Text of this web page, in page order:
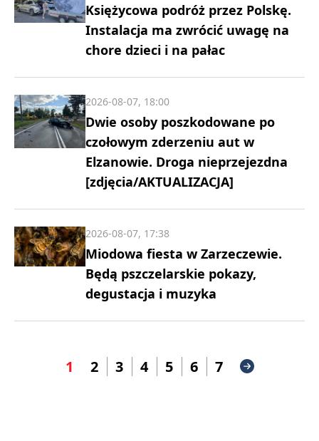
Księżycowa podróż przez Polskę.
Instalacja ma zwrócić uwagę na
chore dzieci i na pałac
Dwie osoby poszkodowane po
czołowym zderzeniu aut w
Elzanowie. Droga nieprzejezdna
[zdjęcia/AKTUALIZACJA]
2026-08-07, 18:00
Miodowa fiesta w Zarzeczewie.
Będą pszczelarskie pokazy,
degustacja i muzyka
2026-08-07, 17:38
1 2 3 4 5 6 7